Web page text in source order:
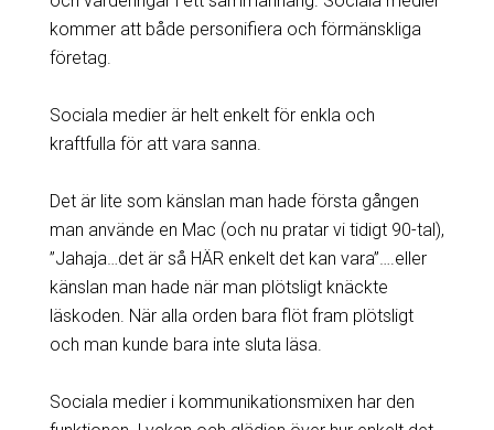
kommer att både personifiera och förmänskliga
företag.
Sociala medier är helt enkelt för enkla och
kraftfulla för att vara sanna.
Det är lite som känslan man hade första gången
man använde en Mac (och nu pratar vi tidigt 90-tal),
”Jahaja…det är så HÄR enkelt det kan vara”….eller
känslan man hade när man plötsligt knäckte
läskoden. När alla orden bara flöt fram plötsligt
och man kunde bara inte sluta läsa.
Sociala medier i kommunikationsmixen har den